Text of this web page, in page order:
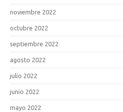
noviembre 2022
octubre 2022
septiembre 2022
agosto 2022
julio 2022
junio 2022
mayo 2022